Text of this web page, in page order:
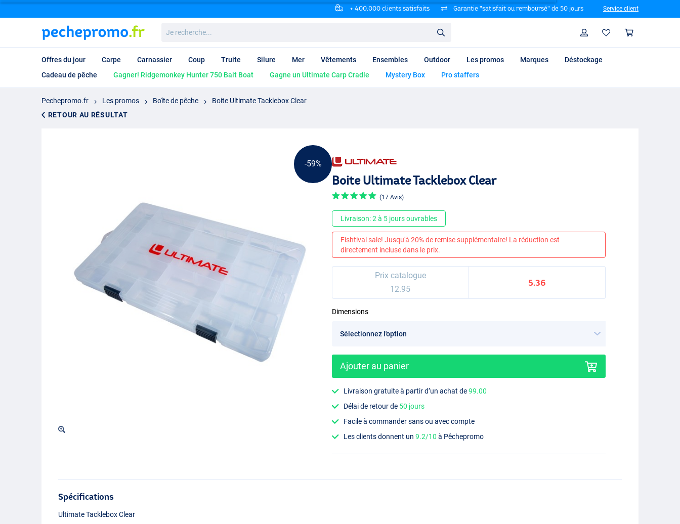
+ 400.000 clients satisfaits Garantie "satisfait ou remboursé" de 50 jours Service client
recherche...
Profil
Offres du jour Carpe Carnassier Coup Truite Silure Mer Vêtements Ensembles Outdoor Les promos Marques
Déstockage
Cadeau de pêche
Gagner! Ridgemonkey Hunter 750 Bait Boat Gagne un Ultimate Carp Cradle Mystery Box Pro staffers
Pechepromo.fr Les promos Boîte de pêche
Boite Ultimate Tacklebox Clear
RETOUR AU RÉSULTAT
-59%
Boite Ultimate Tacklebox Clear
(17 Avis)
Livraison: 2 à 5 jours ouvrables
Fishtival sale! Jusqu'à 20% de remise supplémentaire! La réduction est
directement incluse dans le prix.
Prix catalogue
12.95
5.36
Dimensions
Ajouter au panier
Livraison gratuite à partir d’un achat de99.00
Délai de retour de 50 jours
Facile à commander sans ou avec compte
Les clients donnent un9.2/10 à Pêchepromo
Spécifications
Ultimate Tacklebox Clear